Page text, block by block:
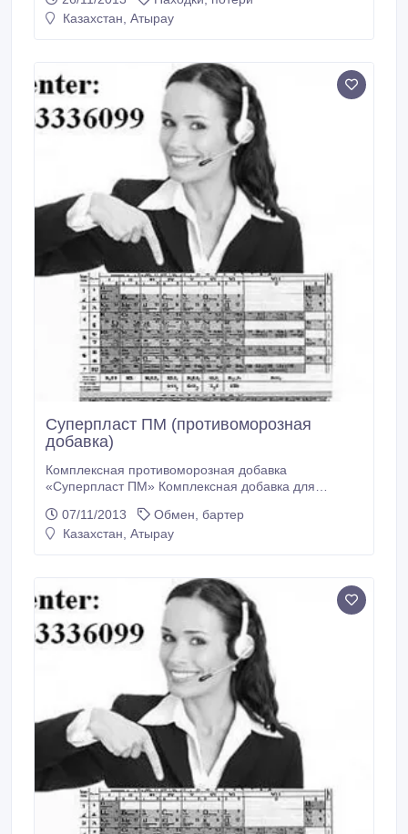
Казахстан, Атырау
Суперпласт ПМ (противоморозная
добавка)
Комплексная противоморозная добавка
«Суперпласт ПМ» Комплексная добавка для
с противоморозным эффектом – Суперпласт ПМ.
Суперпласт ПМ – обладает высокой
возрасте 28 суток прочность 30% и более от
контрольного состава нормального твердения.
07/11/2013
Обмен, бартер
Казахстан, Атырау